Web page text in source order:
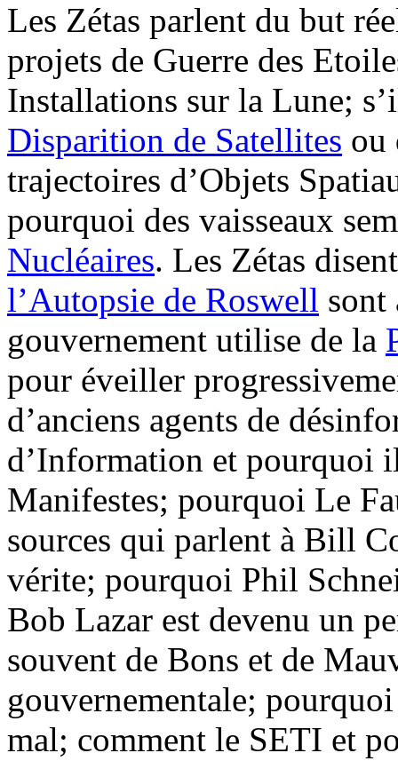
Les Zétas parlent du but
projets de Guerre des
Installations sur la Lune;
Disparition de Satellites ou
trajectoires d’Objets
pourquoi des vaisseaux
Nucléaires. Les Zétas
l’Autopsie de Roswell sont
gouvernement utilise de la
pour éveiller
d’anciens agents de
d’Information et pourquoi
Manifestes; pourquoi Le
sources qui parlent à Bill
vérite; pourquoi Phil
Bob Lazar est devenu un
souvent de Bons et de
gouvernementale;
mal; comment le SETI et